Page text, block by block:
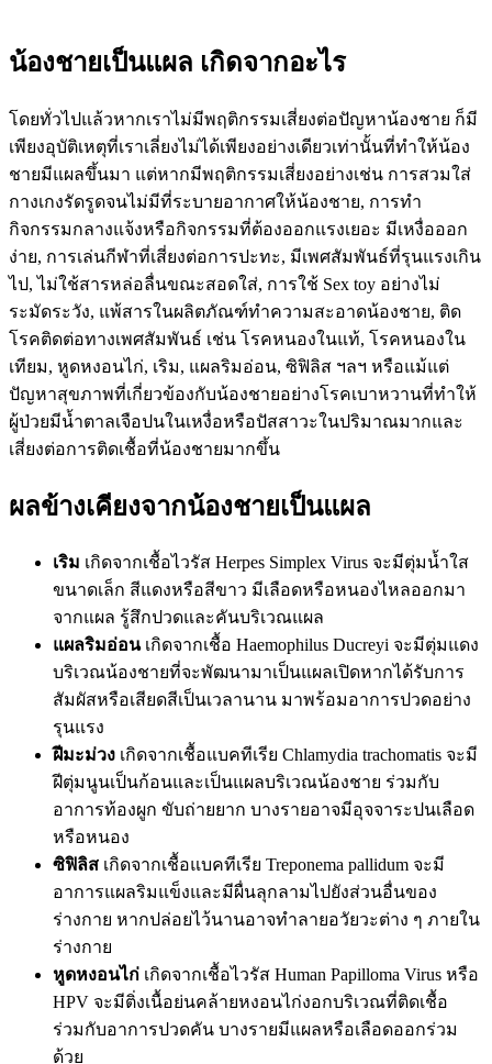
น้องชายเป็นแผล เกิดจากอะไร
โดยทั่วไปแล้วหากเราไม่มีพฤติกรรมเสี่ยงต่อปัญหาน้องชาย ก็มี
เพียงอุบัติเหตุที่เราเลี่ยงไม่ได้เพียงอย่างเดียวเท่านั้นที่ทำให้น้อง
ชายมีแผลขึ้นมา แต่หากมีพฤติกรรมเสี่ยงอย่างเช่น การสวมใส่
กางเกงรัดรูดจนไม่มีที่ระบายอากาศให้น้องชาย, การทำ
กิจกรรมกลางแจ้งหรือกิจกรรมที่ต้องออกแรงเยอะ มีเหงื่อออก
ง่าย, การเล่นกีฬาที่เสี่ยงต่อการปะทะ, มีเพศสัมพันธ์ที่รุนแรงเกิน
ไป, ไม่ใช้สารหล่อลื่นขณะสอดใส่, การใช้ Sex toy อย่างไม่
ระมัดระวัง, แพ้สารในผลิตภัณฑ์ทำความสะอาดน้องชาย, ติด
โรคติดต่อทางเพศสัมพันธ์ เช่น โรคหนองในแท้, โรคหนองใน
เทียม, หูดหงอนไก่, เริม, แผลริมอ่อน, ซิฟิลิส ฯลฯ หรือแม้แต่
ปัญหาสุขภาพที่เกี่ยวข้องกับน้องชายอย่างโรคเบาหวานที่ทำให้
ผู้ป่วยมีน้ำตาลเจือปนในเหงื่อหรือปัสสาวะในปริมาณมากและ
เสี่ยงต่อการติดเชื้อที่น้องชายมากขึ้น
ผลข้างเคียงจากน้องชายเป็นแผล
เริม เกิดจากเชื้อไวรัส Herpes Simplex Virus จะมีตุ่มน้ำใส
ขนาดเล็ก สีแดงหรือสีขาว มีเลือดหรือหนองไหลออกมา
จากแผล รู้สึกปวดและคันบริเวณแผล
แผลริมอ่อนเกิดจากเชื้อ Haemophilus Ducreyi จะมีตุ่มแดง
บริเวณน้องชายที่จะพัฒนามาเป็นแผลเปิดหากได้รับการ
สัมผัสหรือเสียดสีเป็นเวลานาน มาพร้อมอาการปวดอย่าง
รุนแรง
ฝีมะม่วง เกิดจากเชื้อแบคทีเรีย Chlamydia trachomatis จะมี
ฝีตุ่มนูนเป็นก้อนและเป็นแผลบริเวณน้องชาย ร่วมกับ
อาการท้องผูก ขับถ่ายยาก บางรายอาจมีอุจจาระปนเลือด
หรือหนอง
ซิฟิลิส เกิดจากเชื้อแบคทีเรีย Treponema pallidum จะมี
อาการแผลริมแข็งและมีผื่นลุกลามไปยังส่วนอื่นของ
ร่างกาย หากปล่อยไว้นานอาจทำลายอวัยวะต่าง ๆ ภายใน
ร่างกาย
หูดหงอนไก่ เกิดจากเชื้อไวรัส Human Papilloma Virus หรือ
HPV จะมีติ่งเนื้อย่นคล้ายหงอนไก่งอกบริเวณที่ติดเชื้อ
ร่วมกับอาการปวดคัน บางรายมีแผลหรือเลือดออกร่วม
ด้วย